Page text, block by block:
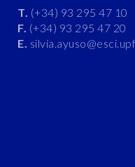
T. (+34) 93 295 47 10
F. (+34) 93 295 47 20
E.